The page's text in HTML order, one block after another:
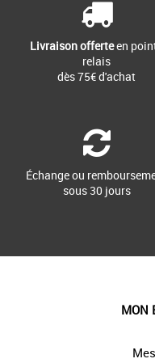
Livraison offerteen
relais
dès 75€ d'achat
Échange ou
sous 30 jours
MON